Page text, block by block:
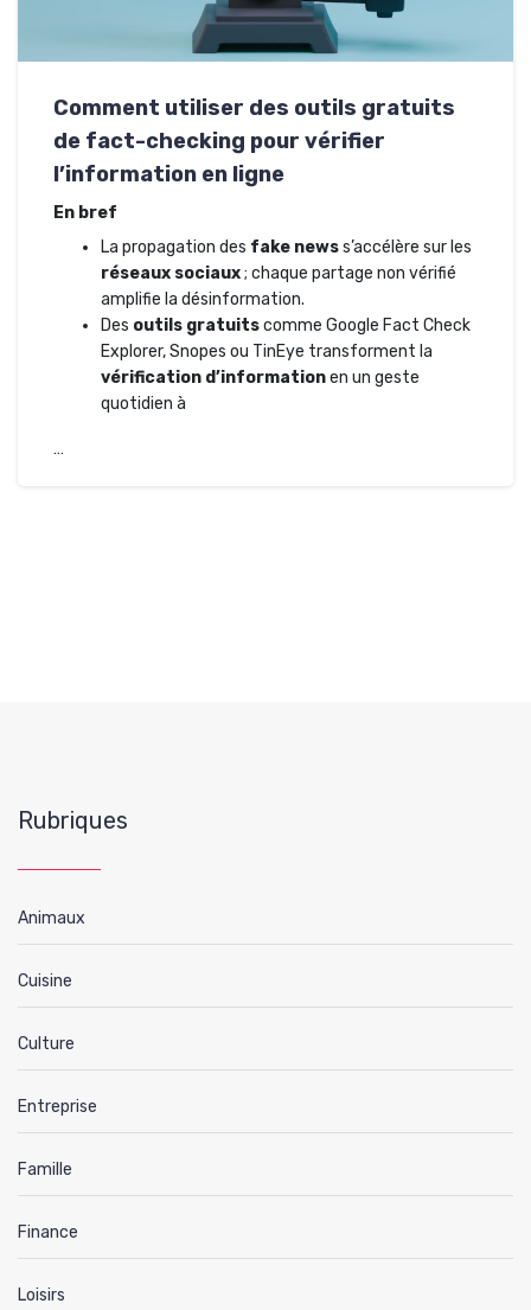
Comment utiliser des outils gratuits
de fact-checking pour vérifier
l’information en ligne
En bref
La propagation des fake newss’accélère sur les
réseaux sociaux; chaque partage non vérifié
amplifie la désinformation.
Des outils gratuitscomme Google Fact Check
Explorer, Snopes ou TinEye transforment la
vérification d’informationen un geste
quotidien à
…
Rubriques
Animaux
Cuisine
Culture
Entreprise
Famille
Finance
Loisirs